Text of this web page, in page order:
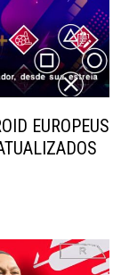
EUROPEUS